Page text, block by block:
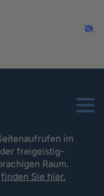
Menu
im
freigeistig-
Raum.
finden Sie hier.